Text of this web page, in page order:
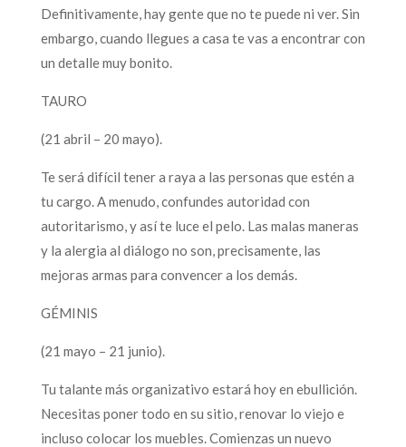
Definitivamente, hay gente que no te puede ni ver. Sin
embargo, cuando llegues a casa te vas a encontrar con
un detalle muy bonito.
TAURO
(21 abril – 20 mayo).
Te será difícil tener a raya a las personas que estén a
tu cargo. A menudo, confundes autoridad con
autoritarismo, y así te luce el pelo. Las malas maneras
y la alergia al diálogo no son, precisamente, las
mejoras armas para convencer a los demás.
GÉMINIS
(21 mayo – 21 junio).
Tu talante más organizativo estará hoy en ebullición.
Necesitas poner todo en su sitio, renovar lo viejo e
incluso colocar los muebles. Comienzas un nuevo